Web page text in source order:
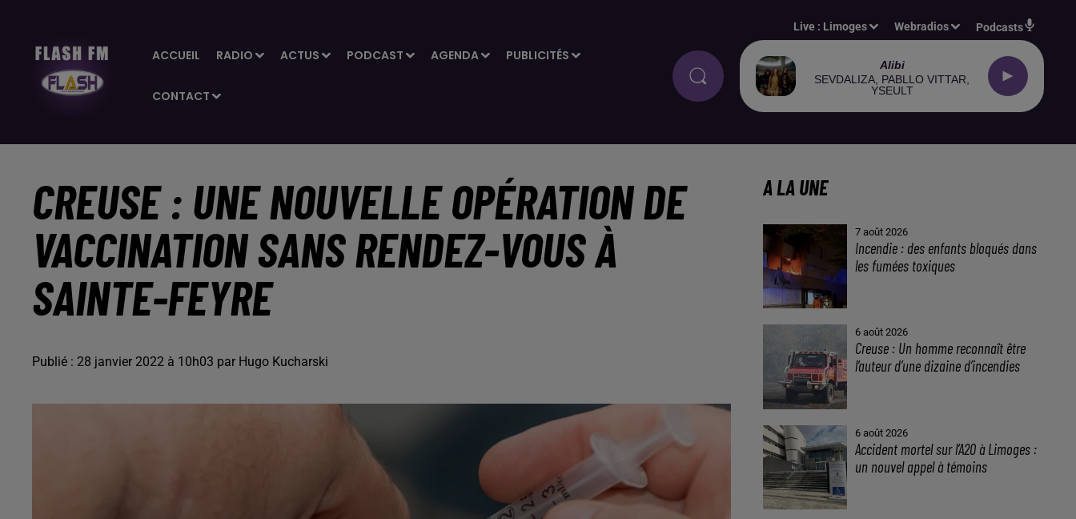
ACCUEIL RADIO ACTUS PODCAST AGENDA PUBLICITÉS
CONTACT
Live : Limoges Webradios Podcasts
Alibi
SEVDALIZA, PABLLO VITTAR,
YSEULT
CREUSE : UNE NOUVELLE OPÉRATION DE
VACCINATION SANS RENDEZ-VOUS À
SAINTE-FEYRE
Publié : 28 janvier 2022 à 10h03 par Hugo Kucharski
A LA UNE
7 août 2026
Incendie : des enfants bloqués dans
les fumées toxiques
6 août 2026
Creuse : Un homme reconnaît être
l’auteur d’une dizaine d’incendies
6 août 2026
Accident mortel sur l’A20 à Limoges :
un nouvel appel à témoins